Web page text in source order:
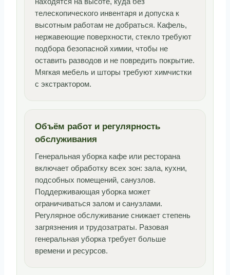
телескопического инвентаря и допуска к
высотным работам не добраться. Кафель,
нержавеющие поверхности, стекло требуют
подбора безопасной химии, чтобы не
оставить разводов и не повредить покрытие.
Мягкая мебель и шторы требуют химчистки
с экстрактором.
Объём работ и регулярность
обслуживания
Генеральная уборка кафе или ресторана
включает обработку всех зон: зала, кухни,
подсобных помещений, санузлов.
Поддерживающая уборка может
ограничиваться залом и санузлами.
Регулярное обслуживание снижает степень
загрязнения и трудозатраты. Разовая
генеральная уборка требует больше
времени и ресурсов.